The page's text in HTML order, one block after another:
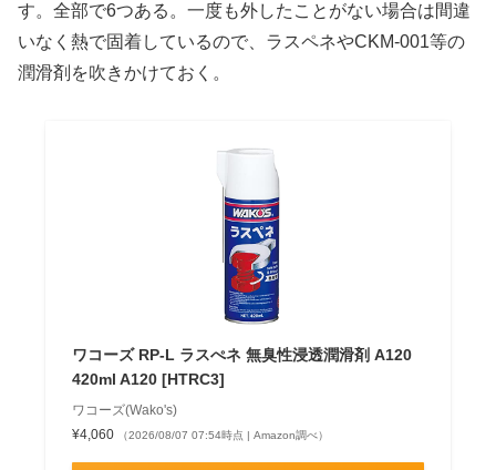
す。全部で6つある。一度も外したことがない場合は間違
いなく熱で固着しているので、ラスペネやCKM-001等の
潤滑剤を吹きかけておく。
ワコーズ RP-L ラスぺネ 無臭性浸透潤滑剤 A120
420ml A120 [HTRC3]
ワコーズ(Wako's)
¥4,060
（2026/08/07 07:54時点 | Amazon調べ）